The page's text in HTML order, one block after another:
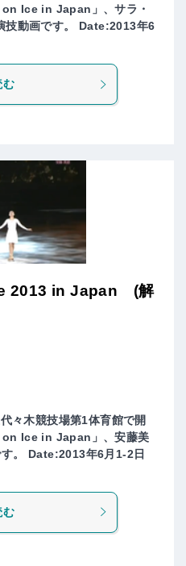
Ice in Japan」、サラ・
技動画です。 Date:2013年6
む
2013 in Japan (解
々木競技場第1体育館で開
on Ice in Japan」、安藤美
。 Date:2013年6月1-2日
む